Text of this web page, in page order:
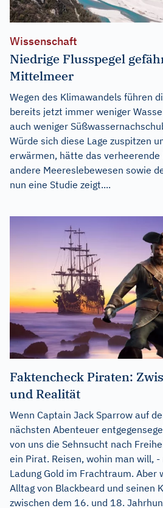
Wissenschaft
Niedrige Flusspegel
Mittelmeer
Wegen des Klimawandels führen
bereits jetzt immer weniger
auch weniger
Würde sich diese Lage zuspitzen
erwärmen, hätte das verheerende
andere Meereslebewesen sowie
nun eine Studie zeigt....
Faktencheck Piraten:
und Realität
Wenn Captain Jack Sparrow auf
nächsten Abenteuer
von uns die Sehnsucht nach
ein Pirat. Reisen, wohin man will,
Ladung Gold im Frachtraum. Aber
Alltag von Blackbeard und seinen
zwischen dem 16. und 18.